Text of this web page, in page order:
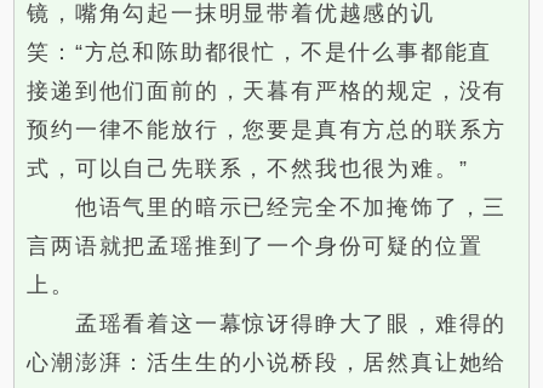
镜，嘴角勾起一抹明显带着优越感的讥
笑：“方总和陈助都很忙，不是什么事都能直
接递到他们面前的，天暮有严格的规定，没有
预约一律不能放行，您要是真有方总的联系方
式，可以自己先联系，不然我也很为难。”
他语气里的暗示已经完全不加掩饰了，三
言两语就把孟瑶推到了一个身份可疑的位置
上。
孟瑶看着这一幕惊讶得睁大了眼，难得的
心潮澎湃：活生生的小说桥段，居然真让她给